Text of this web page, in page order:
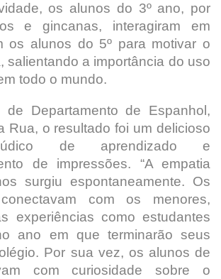
os alunos do 3º ano, por
e gincanas, interagiram em
os alunos do 5º para motivar o
salientando a importância do uso
todo o mundo.
Departamento de Espanhol,
Rua, o resultado foi um delicioso
de aprendizado e
de impressões. “A empatia
surgiu espontaneamente. Os
com os menores,
experiências como estudantes
ano em que terminarão seus
Por sua vez, os alunos de
com curiosidade sobre o